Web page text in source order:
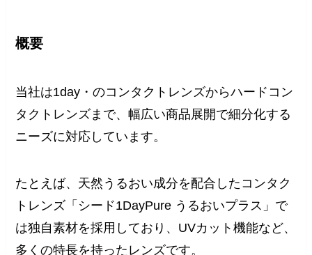
概要
当社は1day・のコンタクトレンズからハードコン
タクトレンズまで、幅広い商品展開で細分化する
ニーズに対応しています。
たとえば、天然うるおい成分を配合したコンタク
トレンズ「シード1DayPure うるおいプラス」で
は独自素材を採用しており、UVカット機能など、
多くの特長を持ったレンズです。